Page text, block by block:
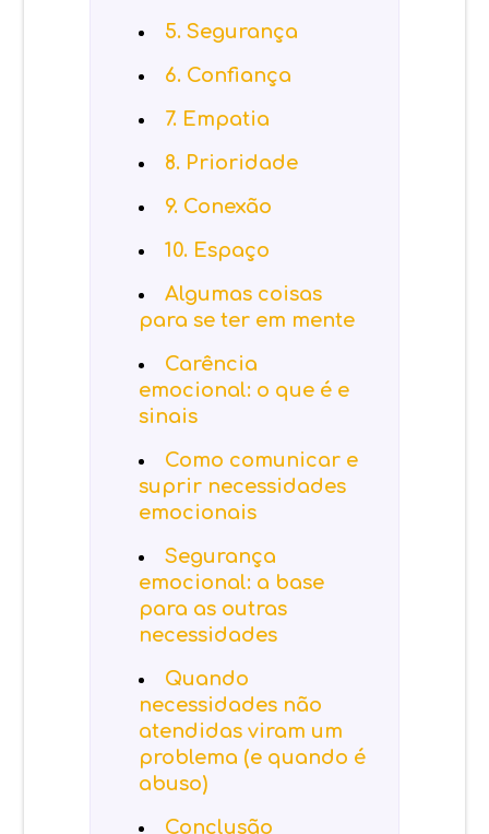
5. Segurança
6. Confiança
7. Empatia
8. Prioridade
9. Conexão
10. Espaço
Algumas coisas
para se ter em mente
Carência
emocional: o que é e
sinais
Como comunicar e
suprir necessidades
emocionais
Segurança
emocional: a base
para as outras
necessidades
Quando
necessidades não
atendidas viram um
problema (e quando é
abuso)
Conclusão